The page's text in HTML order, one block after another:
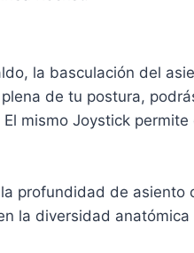
la basculación del
de tu postura,
mismo Joystick
profundidad de
la diversidad anatómica